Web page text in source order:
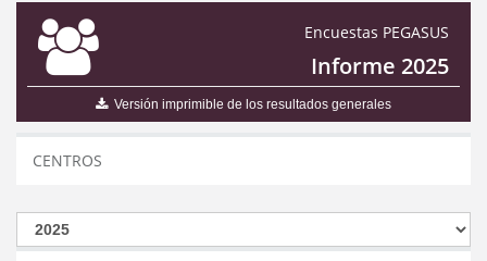
Encuestas PEGASUS
Informe 2025
Versión imprimible de los resultados generales
CENTROS